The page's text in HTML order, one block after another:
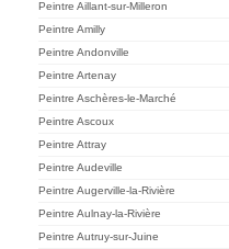
Peintre Aillant-sur-Milleron
Peintre Amilly
Peintre Andonville
Peintre Artenay
Peintre Aschères-le-Marché
Peintre Ascoux
Peintre Attray
Peintre Audeville
Peintre Augerville-la-Rivière
Peintre Aulnay-la-Rivière
Peintre Autruy-sur-Juine